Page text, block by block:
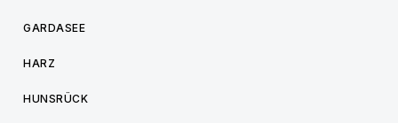
GARDASEE
HARZ
HUNSRÜCK